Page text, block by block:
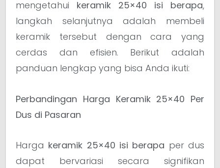
mengetahui keramik 25×40 isi berapa,
langkah selanjutnya adalah membeli
keramik tersebut dengan cara yang
cerdas dan efisien. Berikut adalah
panduan lengkap yang bisa Anda ikuti:
Perbandingan Harga Keramik 25×40 Per
Dus di Pasaran
Harga keramik 25×40 isi berapa per dus
dapat bervariasi secara signifikan